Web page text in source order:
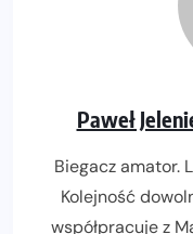
Paweł
Biegacz amator.
Kolejność
współpracuje z